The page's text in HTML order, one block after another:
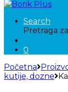
Search
Pretraga
0
Početna
kutije, dozne